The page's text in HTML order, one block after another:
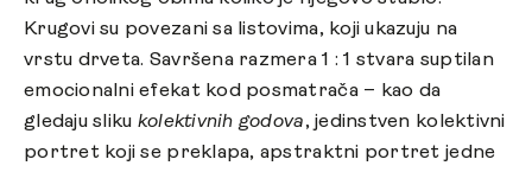
Krugovi su povezani sa listovima, koji ukazuju na
vrstu drveta. Savršena razmera 1 : 1 stvara suptilan
emocionalni efekat kod posmatrača – kao da
gledaju sliku kolektivnih godova, jedinstven kolektivni
portret koji se preklapa, apstraktni portret jedne